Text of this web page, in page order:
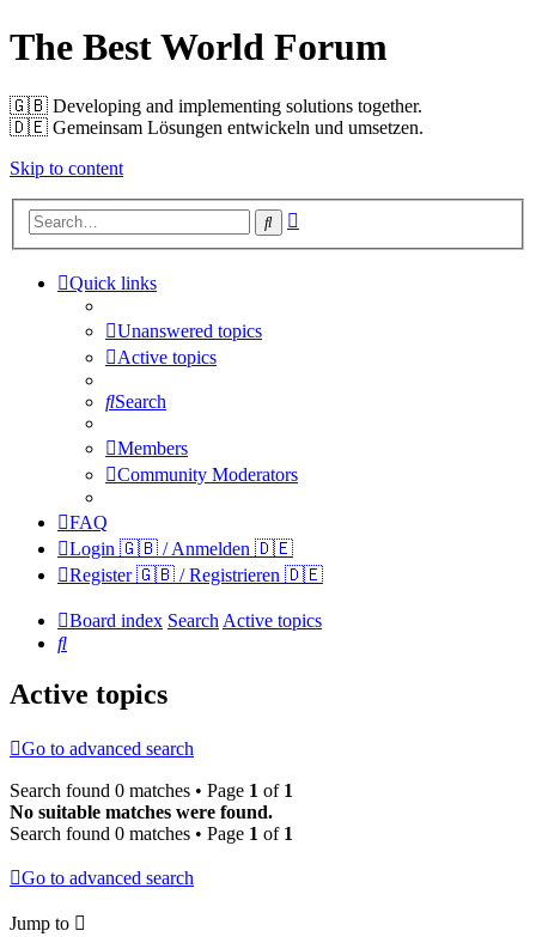
The Best World Forum
🇬🇧️ Developing and implementing solutions together.
🇩🇪️ Gemeinsam Lösungen entwickeln und umsetzen.
Skip to content
Search
Quick links
Unanswered topics
Active topics
Search
Members
Community Moderators
FAQ
Login 🇬🇧 / Anmelden 🇩🇪
Register 🇬🇧 / Registrieren 🇩🇪
Board index SearchActive topics
Search
Active topics
Go to advanced search
Search found 0 matches • Page 1 of 1
No suitable matches were found.
Search found 0 matches • Page 1 of 1
Go to advanced search
Jump to